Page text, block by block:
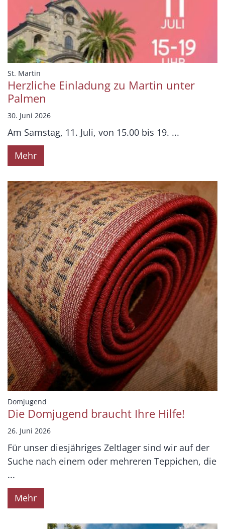
St. Martin
Herzliche Einladung zu Martin unter
Palmen
30. Juni 2026
Am Samstag, 11. Juli, von 15.00 bis 19. ...
Mehr
Domjugend
Die Domjugend braucht Ihre Hilfe!
26. Juni 2026
Für unser diesjähriges Zeltlager sind wir auf der
Suche nach einem oder mehreren Teppichen, die
...
Mehr